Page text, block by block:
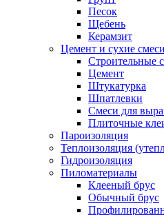
Песок
Щебень
Керамзит
Цемент и сухие смеси
Строительные
Цемент
Штукатурка
Шпатлевки
Смеси для
Плиточные
Пароизоляция
Теплоизоляция
Гидроизоляция
Пиломатериалы
Клееный брус
Обычный брус